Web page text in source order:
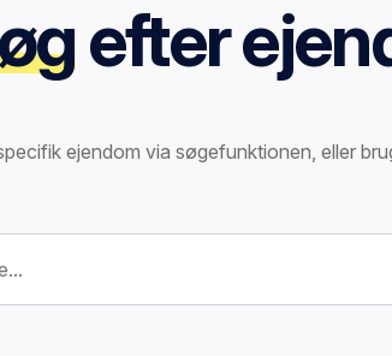
efter
ejendom via søgefunktionen, eller